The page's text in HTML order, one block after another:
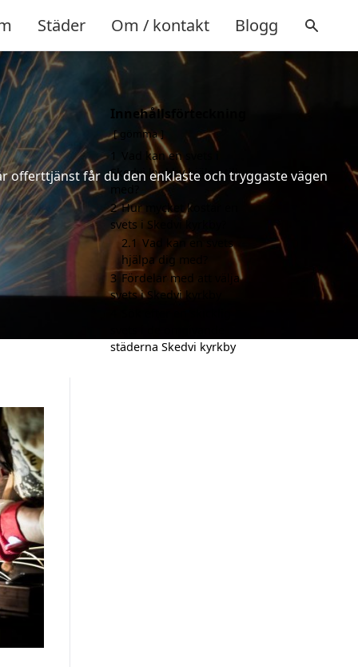
Städer Om / kontakt Blogg
offerttjänst får du den enklaste och tryggaste vägen
Innehållsförteckning
gömma
Vad kan en svets i
Skedvi kyrkby hjälpa till
2 Hur mycket kostar en
svets i Skedvi kyrkby?
2.1 Vad kan en svets
hjälpa dig med?
3 Fördelar med att välja
svets i Skedvi kyrkby
städerna Skedvi kyrkby